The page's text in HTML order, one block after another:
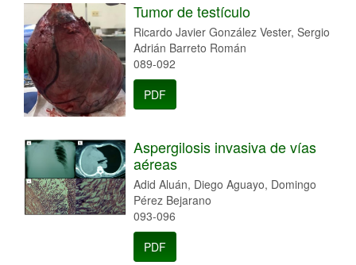
Tumor de testículo
Ricardo Javier González Vester, Sergio
Adrián Barreto Román
089-092
PDF
Aspergilosis invasiva de vías
aéreas
Adid Aluán, Diego Aguayo, Domingo
Pérez Bejarano
093-096
PDF